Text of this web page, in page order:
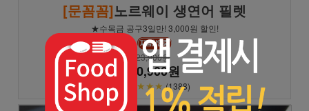
[문꼼꼼]노르웨이 생연어 필렛
★수목금 공구3일만! 3,000원 할인!
23,900원
20,900원
★★★★★(1388)